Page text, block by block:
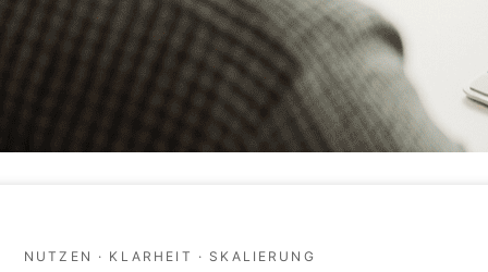
NUTZEN · KLARHEIT · SKALIERUNG